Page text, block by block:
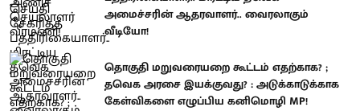
அமைச்சரின் ஆதரவாளர்.. வைரலாகும்
வீடியோ!
தொகுதி மறுவரையறை கூட்டம் எதற்காக? ;
தவெக அரசை இயக்குவது? : அடுக்காடுக்காக
கேள்விகளை எழுப்பிய கனிமொழி MP!